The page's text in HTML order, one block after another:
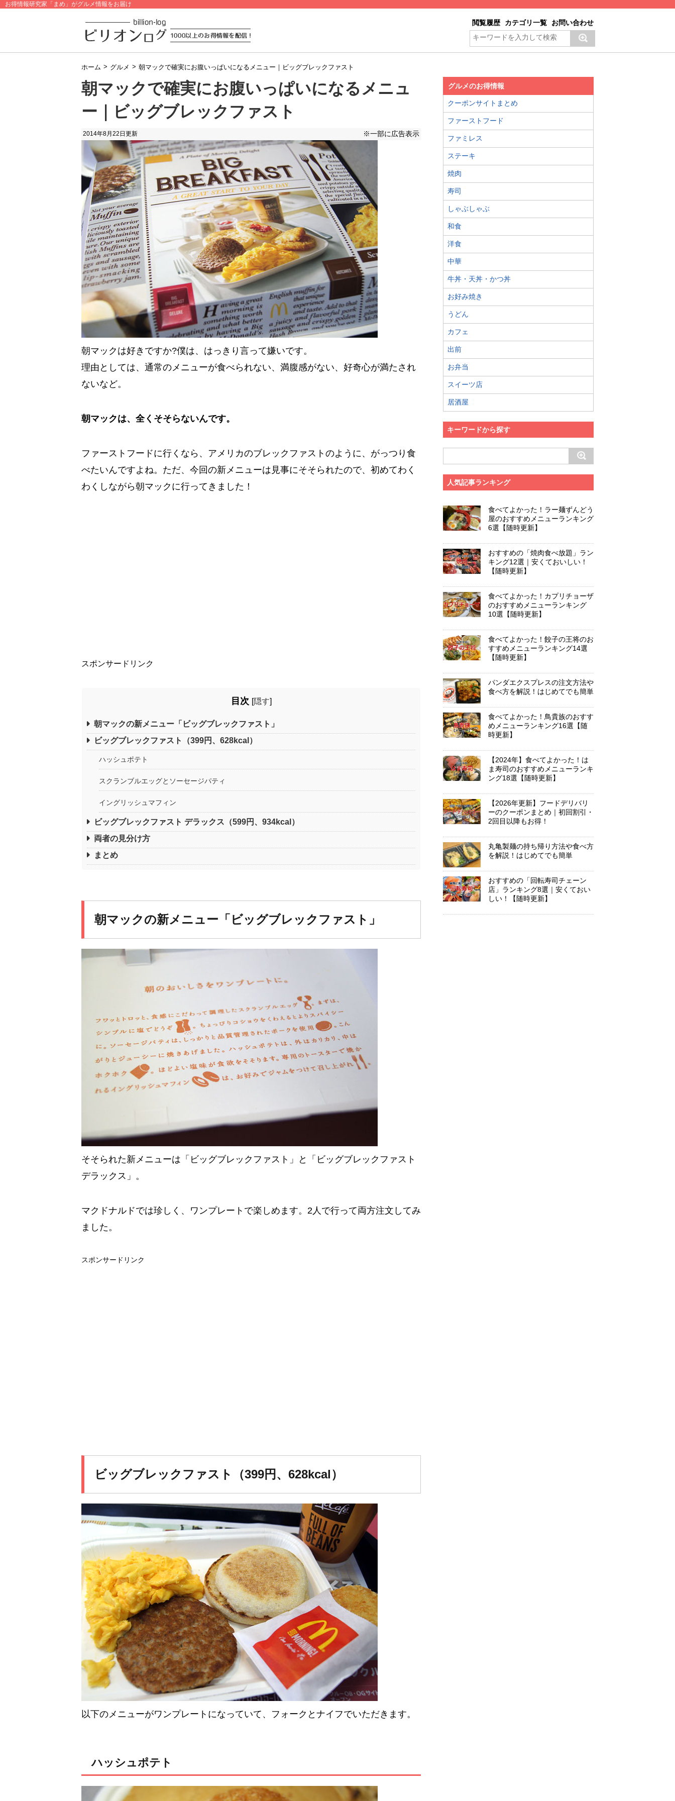
お得情報研究家「まめ」がグルメ情報をお届け
閲覧履歴 カテゴリ一覧 お問い合わせ
ホーム > グルメ > 朝マックで確実にお腹いっぱいになるメニュー｜ビッグブレックファスト
朝マックで確実にお腹いっぱいになるメニュ
ー｜ビッグブレックファスト
2014年8月22日 更新 ※一部に広告表示
朝マックは好きですか?僕は、はっきり言って嫌いです。
理由としては、通常のメニューが食べられない、満腹感がない、好奇心が満たされ
ないなど。
朝マックは、全くそそらないんです。
ファーストフードに行くなら、アメリカのブレックファストのように、がっつり食
べたいんですよね。ただ、今回の新メニューは見事にそそられたので、初めてわく
わくしながら朝マックに行ってきました！
スポンサードリンク
目次 [隠す]
朝マックの新メニュー「ビッグブレックファスト」
ビッグブレックファスト（399円、628kcal）
ハッシュポテト
スクランブルエッグとソーセージパティ
イングリッシュマフィン
ビッグブレックファスト デラックス（599円、934kcal）
両者の見分け方
まとめ
朝マックの新メニュー「ビッグブレックファスト」
そそられた新メニューは「ビッグブレックファスト」と「ビッグブレックファスト
デラックス」。
マクドナルドでは珍しく、ワンプレートで楽しめます。2人で行って両方注文してみ
ました。
スポンサードリンク
ビッグブレックファスト（399円、628kcal）
以下のメニューがワンプレートになっていて、フォークとナイフでいただきます。
ハッシュポテト
グルメのお得情報
クーポンサイトまとめ
ファーストフード
ファミレス
ステーキ
焼肉
寿司
しゃぶしゃぶ
和食
洋食
中華
牛丼・天丼・かつ丼
お好み焼き
うどん
カフェ
出前
お弁当
スイーツ店
居酒屋
キーワードから探す
人気記事ランキング
食べてよかった！ラー麺ずんどう
屋のおすすめメニューランキング
6選【随時更新】
おすすめの「焼肉食べ放題」ラン
キング12選｜安くておいしい！
【随時更新】
食べてよかった！カプリチョーザ
のおすすめメニューランキング
10選【随時更新】
食べてよかった！餃子の王将のお
すすめメニューランキング14選
【随時更新】
パンダエクスプレスの注文方法や
食べ方を解説！はじめてでも簡単
食べてよかった！鳥貴族のおすす
めメニューランキング16選【随
時更新】
【2024年】食べてよかった！は
ま寿司のおすすめメニューランキ
ング18選【随時更新】
【2026年更新】フードデリバリ
ーのクーポンまとめ｜初回割引・
2回目以降もお得！
丸亀製麺の持ち帰り方法や食べ方
を解説！はじめてでも簡単
おすすめの「回転寿司チェーン
店」ランキング8選｜安くておい
しい！【随時更新】